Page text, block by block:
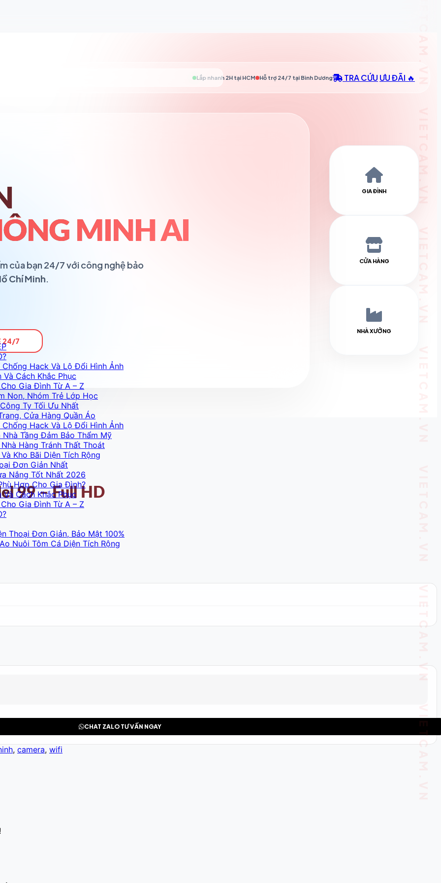
Hack Và Lộ Đổi Hình Ảnh
Cách Khắc Phục
Gia Đình Từ A – Z
Non, Nhóm Trẻ Lớp Học
Ty Tối Ưu Nhất
Cửa Hàng Quần Áo
Hack Và Lộ Đổi Hình Ảnh
Tầng Đảm Bảo Thẩm Mỹ
Hàng Tránh Thất Thoát
Kho Bãi Diện Tích Rộng
Đơn Giản Nhất
Nắng Tốt Nhất 2026
Hợp Cho Gia Đình?
Cách Khắc Phục
Gia Đình Từ A – Z
Thoại Đơn Giản, Bảo Mật 100%
Nuôi Tôm Cá Diện Tích Rộng
Lắp nhanh 2H tại HCM Hỗ trợ 24/7 tại Bình Dương TRA CỨU ƯU ĐÃI 🔥
MINH AI
của bạn 24/7 với công nghệ bảo
Chí Minh.
24/7
GIA ĐÌNH
CỬA HÀNG
NHÀ XƯỞNG
99 – Full HD
CHAT ZALO TƯ VẤN NGAY
, camera, wifi
VIETCAM.VN VIETCAM.VN VIETCAM.VN VIETCAM.VN VIETCAM.VN VIETCAM.VN